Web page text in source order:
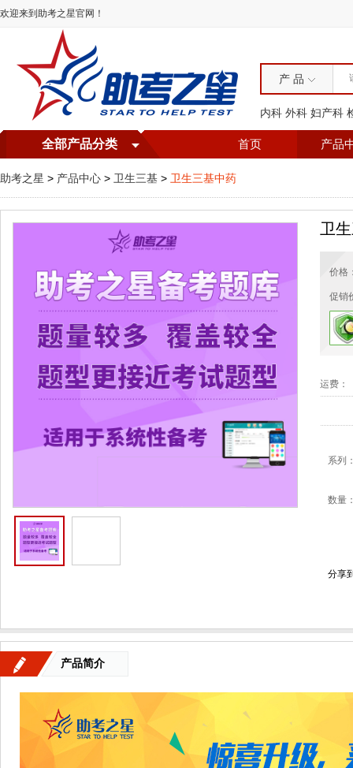
欢迎来到助考之星官网！
产 品
内科 外科 妇产科
首页 产品
全部产品分类
助考之星 > 产品中心 > 卫生三基 > 卫生三基中药
卫
价格
促销
运费：
系列
数量
分享
产品简介